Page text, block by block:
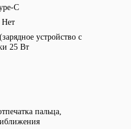
C
Нет
устройство с
25 Вт
пальца,